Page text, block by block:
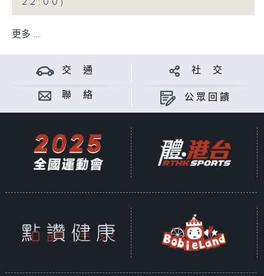
更多 ...
交 通 社 交
聯 絡 公眾回饋